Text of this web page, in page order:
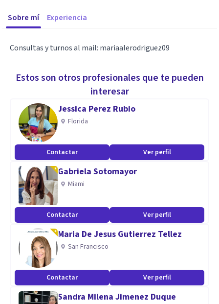
Sobre mí Experiencia
Consultas y turnos al mail: mariaalerodriguez09
Estos son otros profesionales que te pueden
interesar
Jessica Perez Rubio
Florida
Contactar Ver perfil
Gabriela Sotomayor
Miami
Contactar Ver perfil
Maria De Jesus Gutierrez Tellez
San Francisco
Contactar Ver perfil
Sandra Milena Jimenez Duque